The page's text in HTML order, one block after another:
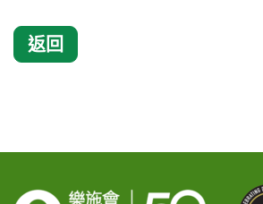
返回